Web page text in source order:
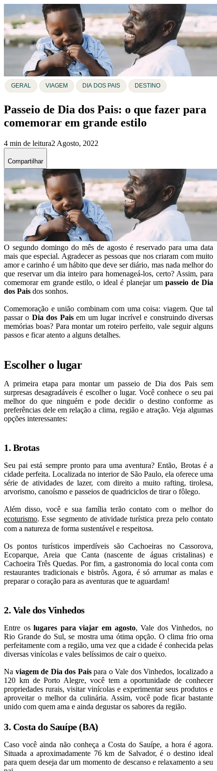
GERAL VIAGEM DIA DOS PAIS DESTINO
Passeio de Dia dos Pais: o que fazer para
comemorar em grande estilo
4 min de leitura2 Agosto, 2022
Compartilhar
O segundo domingo do mês de agosto é reservado para uma data
mais que especial. Agradecer as pessoas que nos criaram com muito
amor e carinho é um hábito que deve ser diário, mas nada melhor do
que reservar um dia inteiro para homenageá-los, certo? Assim, para
comemorar em grande estilo, o ideal é planejar umpasseio de Dia
dos Pais dos sonhos.
Comemoração e união combinam com uma coisa: viagem. Que tal
passar o Dia dos Paisem um lugar incrível e construindo diversas
memórias boas? Para montar um roteiro perfeito, vale seguir alguns
passos e ficar atento a alguns detalhes.
Escolher o lugar
A primeira etapa para montar um passeio de Dia dos Pais sem
surpresas desagradáveis é escolher o lugar. Você conhece o seu pai
melhor do que ninguém e pode decidir o destino conforme as
preferências dele em relação a clima, região e atração. Veja algumas
opções interessantes:
1. Brotas
Seu pai está sempre pronto para uma aventura? Então, Brotas é a
cidade perfeita. Localizada no interior de São Paulo, ela oferece uma
série de atividades de lazer, com direito a muito rafting, tirolesa,
arvorismo, canoísmo e passeios de quadriciclos de tirar o fôlego.
Além disso, você e sua família terão contato com o melhor do
ecoturismo. Esse segmento de atividade turística preza pelo contato
com a natureza de forma sustentável e respeitosa.
Os pontos turísticos imperdíveis são Cachoeiras no Cassorova,
Ecoparque, Areia que Canta (nascente de águas cristalinas) e
Cachoeira Três Quedas. Por fim, a gastronomia do local conta com
restaurantes tradicionais e bistrôs. Agora, é só arrumar as malas e
preparar o coração para as aventuras que te aguardam!
2. Vale dos Vinhedos
Entre oslugares para viajar em agosto, Vale dos Vinhedos, no
Rio Grande do Sul, se mostra uma ótima opção. O clima frio orna
perfeitamente com a região, uma vez que a cidade é conhecida pelas
diversas vinícolas e vales belíssimos de cair o queixo.
Na viagem de Dia dos Pais para o Vale dos Vinhedos, localizado a
120 km de Porto Alegre, você tem a oportunidade de conhecer
propriedades rurais, visitar vinícolas e experimentar seus produtos e
aproveitar o melhor da culinária. Assim, você pode ficar bastante
unido com quem ama e ainda degustar os sabores da região.
3. Costa do Sauípe (BA)
Caso você ainda não conheça a Costa do Sauípe, a hora é agora.
Situada a aproximadamente 76 km de Salvador, é o destino ideal
para quem deseja dar um momento de descanso e relaxamento a seu